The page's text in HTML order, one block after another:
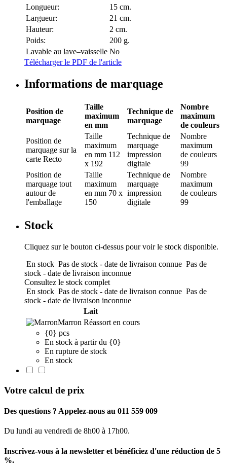
Longueur:
15 cm.
Largueur:
21 cm.
Hauteur:
2 cm.
Poids:
200 g.
Lavable au lave–vaisselle No
Télécharger le PDF de l'article
Informations de marquage
Position de
marquage
Taille
maximum
en mm
Technique de
marquage
Nombre
maximum
de couleurs
Position de
marquage sur la
carte Recto
Taille
maximum
en mm 112
x 192
Technique de
marquage
impression
digitale
Nombre
maximum
de couleurs
99
Position de
marquage tout
autour de
l'emballage
Taille
maximum
en mm 70 x
150
Technique de
marquage
impression
digitale
Nombre
maximum
de couleurs
99
Stock
Cliquez sur le bouton ci-dessus pour voir le stock disponible.
En stock Pas de stock - date de livraison connue Pas de
stock - date de livraison inconnue
Consultez le stock complet
En stock Pas de stock - date de livraison connue Pas de
stock - date de livraison inconnue
Lait
Marron Réassort en cours
{0} pcs
En stock à partir du {0}
En rupture de stock
En stock
Votre calcul de prix
Des questions ? Appelez-nous au 011 559 009
Du lundi au vendredi de 8h00 à 17h00.
Inscrivez-vous à la newsletter et bénéficiez d'une réduction de 5
%.